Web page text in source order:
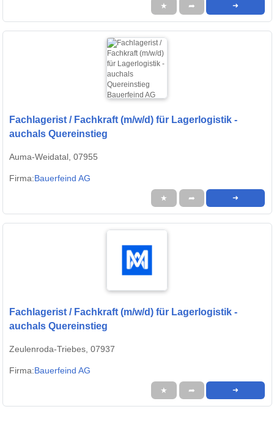
★ ➦ ➜
Fachlagerist / Fachkraft (m/w/d) für Lagerlogistik -
auchals Quereinstieg
Auma-Weidatal, 07955
Firma:Bauerfeind AG
★ ➦ ➜
Fachlagerist / Fachkraft (m/w/d) für Lagerlogistik -
auchals Quereinstieg
Zeulenroda-Triebes, 07937
Firma:Bauerfeind AG
★ ➦ ➜